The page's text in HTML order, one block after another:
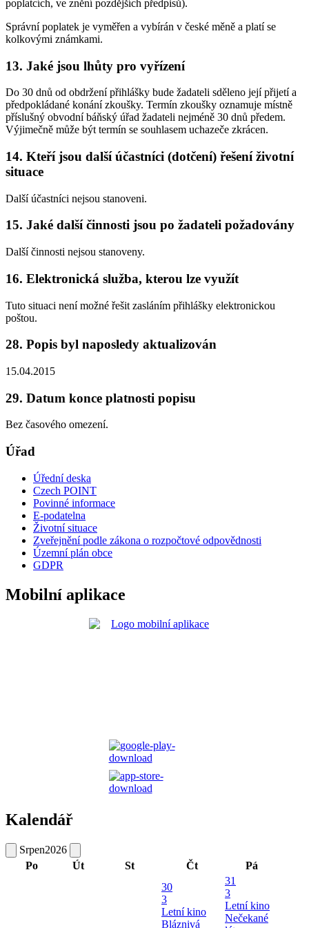
poplatcích, ve znění pozdějších předpisů).
Správní poplatek je vyměřen a vybírán v české měně a platí se
kolkovými známkami.
13. Jaké jsou lhůty pro vyřízení
Do 30 dnů od obdržení přihlášky bude žadateli sděleno její přijetí a
předpokládané konání zkoušky. Termín zkoušky oznamuje místně
příslušný obvodní báňský úřad žadateli nejméně 30 dnů předem.
Výjimečně může být termín se souhlasem uchazeče zkrácen.
14. Kteří jsou další účastníci (dotčení) řešení životní
situace
Další účastníci nejsou stanoveni.
15. Jaké další činnosti jsou po žadateli požadovány
Další činnosti nejsou stanoveny.
16. Elektronická služba, kterou lze využít
Tuto situaci není možné řešit zasláním přihlášky elektronickou
poštou.
28. Popis byl naposledy aktualizován
15.04.2015
29. Datum konce platnosti popisu
Bez časového omezení.
Úřad
Úřední deska
Czech POINT
Povinné informace
E-podatelna
Životní situace
Zveřejnění podle zákona o rozpočtové odpovědnosti
Územní plán obce
GDPR
Mobilní aplikace
Kalendář
Srpen2026
Po
Út St Čt Pá
30
3
Letní kino
Bláznivá
31
3
Letní kino
Nečekané